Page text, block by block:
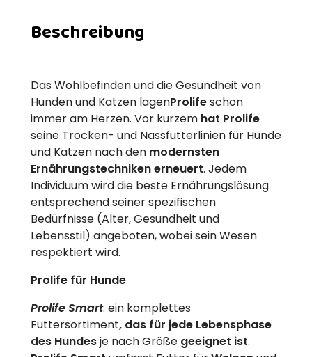
Beschreibung
Das Wohlbefinden und die Gesundheit von
Hunden und Katzen lagenProlifeschon
immer am Herzen. Vor kurzem hat Prolife
seine Trocken- und Nassfutterlinien für Hunde
und Katzen nach den modernsten
Ernährungstechnikenerneuert. Jedem
Individuum wird die beste Ernährungslösung
entsprechend seiner spezifischen
Bedürfnisse (Alter, Gesundheit und
Lebensstil) angeboten, wobei sein Wesen
respektiert wird.
Prolife für Hunde
Prolife Smart: ein komplettes
Futtersortiment, das für jede Lebensphase
des Hundesje nach Größe geeignet ist.